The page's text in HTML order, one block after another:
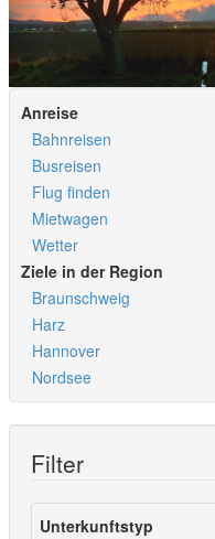
Anreise
Bahnreisen
Busreisen
Flug finden
Mietwagen
Wetter
Ziele in der Region
Braunschweig
Harz
Hannover
Nordsee
Filter
Unterkunftstyp